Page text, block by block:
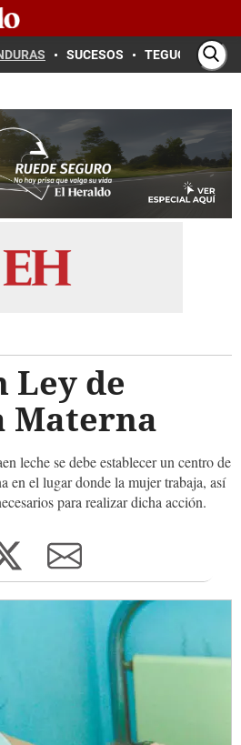
SUCESOS TEGUCIGALPA
Ley de
Materna
leche se debe establecer un centro de
en el lugar donde la mujer trabaja, así
para realizar dicha acción.